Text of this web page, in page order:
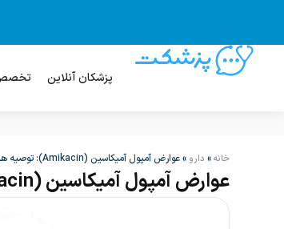
پزشکان آنلاین
خانه» دارو »عوارض آمپول آمیکاسین (Amikacin): توصیه های مهم
عوارض آمپول آمیکاسین (Amikacin): توصیه های مهم